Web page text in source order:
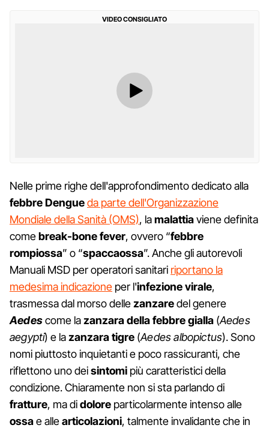
VIDEO CONSIGLIATO
Nelle prime righe dell'approfondimento dedicato alla
febbre Dengueda parte dell'Organizzazione
Mondiale della Sanità (OMS), lamalattiaviene definita
comebreak-bone fever, ovvero “febbre
rompiossa” o “spaccaossa”. Anche gli autorevoli
Manuali MSD per operatori sanitari riportano la
medesima indicazione per l'infezione virale,
trasmessa dal morso dellezanzaredel genere
Aedescome lazanzara della febbre gialla (Aedes
aegypti) e lazanzara tigre (Aedes albopictus). Sono
nomi piuttosto inquietanti e poco rassicuranti, che
riflettono uno deisintomi più caratteristici della
condizione. Chiaramente non si sta parlando di
fratture, ma didolore particolarmente intenso alle
ossae allearticolazioni, talmente invalidante che in